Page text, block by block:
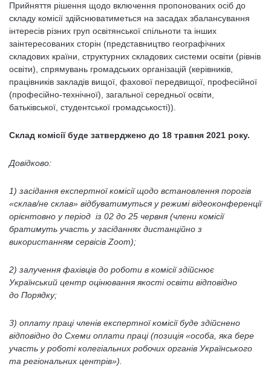
Прийняття рішення щодо включення пропонованих осіб до
складу комісії здійснюватиметься на засадах збалансування
інтересів різних груп освітянської спільноти та інших
заінтересованих сторін (представництво географічних
складових країни, структурних складових системи освіти (рівнів
освіти), спрямувань громадських організацій (керівників,
працівників закладів вищої, фахової передвищої, професійної
(професійно-технічної), загальної середньої освіти,
батьківської, студентської громадськості)).
Склад комісії буде затверджено до 18 травня 2021 року.
Довідково:
1) засідання експертної комісії щодо встановлення порогів
«склав/не склав» відбуватимуться у режимі відеоконференції
орієнтовно у період із 02 до 25 червня (члени комісії
братимуть участь у засіданнях дистанційно з
використанням сервісів Zoom);
2) залучення фахівців до роботи в комісії здійснює
Український центр оцінювання якості освіти відповідно
до Порядку;
3) оплату праці членів експертної комісії буде здійснено
відповідно до Схеми оплати праці(позиція «особа, яка бере
участь у роботі колегіальних робочих органів Українського
та регіональних центрів»).